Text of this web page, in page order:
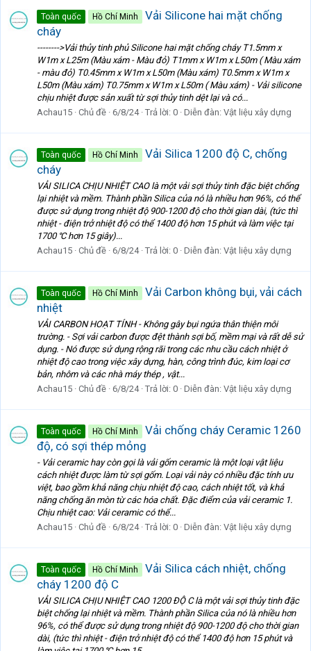
Toàn quốc Hồ Chí Minh
Vải Silicone hai mặt chống
cháy
-------->Vải thủy tinh phủ Silicone hai mặt chống cháy T1.5mm x
W1m x L25m (Màu xám - Màu đỏ) T1mm x W1m x L50m ( Màu xám
- màu đỏ) T0.45mm x W1m x L50m (Màu xám) T0.5mm x W1m x
L50m (Màu xám) T0.75mm x W1m x L50m ( Màu xám) - Vải silicone
chịu nhiệt được sản xuất từ sợi thủy tinh dệt lại và có...
Achau15 Chủ đề 6/8/24 Trả lời: 0 Diễn đàn: Vật liệu xây dựng
Toàn quốc Hồ Chí Minh
Vải Silica 1200 độ C, chống
cháy
VẢI SILICA CHỊU NHIỆT CAO là một vải sợi thủy tinh đặc biệt chống
lại nhiệt và mềm. Thành phần Silica của nó là nhiều hơn 96%, có thể
được sử dụng trong nhiệt độ 900-1200 độ cho thời gian dài, (tức thì
nhiệt - điện trở nhiệt độ có thể 1400 độ hơn 15 phút và làm việc tại
1700 ℃ hơn 15 giây)...
Achau15 Chủ đề 6/8/24 Trả lời: 0 Diễn đàn: Vật liệu xây dựng
Toàn quốc Hồ Chí Minh
Vải Carbon không bụi, vải cách
nhiệt
VẢI CARBON HOẠT TÍNH - Không gây bụi ngứa thân thiện môi
trường. - Sợi vải carbon được đệt thành sợi bố, mềm mại và rất dễ sử
dụng. - Nó được sử dụng rộng rãi trong các nhu cầu cách nhiệt ở
nhiệt độ cao trong việc xây dựng, hàn, công trình đúc, kim loại cơ
bản, nhôm và các nhà máy thép , vật...
Achau15 Chủ đề 6/8/24 Trả lời: 0 Diễn đàn: Vật liệu xây dựng
Toàn quốc Hồ Chí Minh
Vải chống cháy Ceramic 1260
độ, có sợi thép mỏng
- Vải ceramic hay còn gọi là vải gốm ceramic là một loại vật liệu
cách nhiệt được làm từ sợi gốm. Loại vải này có nhiều đặc tính ưu
việt, bao gồm khả năng chịu nhiệt độ cao, cách nhiệt tốt, và khả
năng chống ăn mòn từ các hóa chất. Đặc điểm của vải ceramic 1.
Chịu nhiệt cao: Vải ceramic có thể...
Achau15 Chủ đề 6/8/24 Trả lời: 0 Diễn đàn: Vật liệu xây dựng
Toàn quốc Hồ Chí Minh
Vải Silica cách nhiệt, chống
cháy 1200 độ C
VẢI SILICA CHỊU NHIỆT CAO 1200 ĐỘ C là một vải sợi thủy tinh đặc
biệt chống lại nhiệt và mềm. Thành phần Silica của nó là nhiều hơn
96%, có thể được sử dụng trong nhiệt độ 900-1200 độ cho thời gian
dài, (tức thì nhiệt - điện trở nhiệt độ có thể 1400 độ hơn 15 phút và